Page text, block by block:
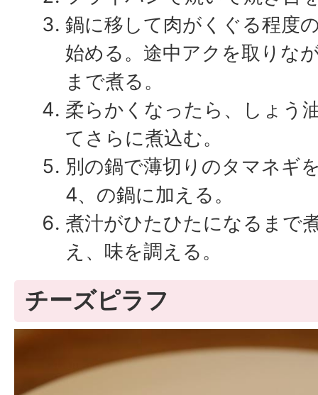
鍋に移して肉がくぐる程度
始める。途中アクを取りな
まで煮る。
柔らかくなったら、しょう
てさらに煮込む。
別の鍋で薄切りのタマネギ
4、の鍋に加える。
煮汁がひたひたになるまで
え、味を調える。
チーズピラフ